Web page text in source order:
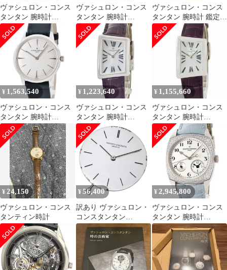
ヴァシュロン・コンス
タンタン 腕時計
85050/000T-9341 鑑定済
み ブランド
ヴァシュロン・コンス
タンタン 腕時計
31045/000J-3 鑑定済み
ブランド
ヴァシュロン・コンス
タンタン 腕時計 鑑定済
み ブランド
¥ 1,563,540
ヴァシュロン・コンス
タンタン 腕時計
81530/000G-9681 鑑定
済み ブランド
¥ 1,223,640
ヴァシュロン・コンス
タンタン 腕時計
25021/000G 鑑定済み ブ
ランド
¥ 1,155,660
ヴァシュロン・コンス
タンタン 腕時計
25021/000G 鑑定済み ブ
ランド
¥ 24,150
ヴァシュロン・コンス
タンティン時計
¥ 56,400
訳あり ヴァシュロン・
コンスタンタン
VACHERON
CONSTANTIN
Cal.1003/1 ムーブメン
ト 手巻き メンズ _I-208
¥ 2,945,800
ヴァシュロン・コンス
タンタン 腕時計
7805S/000G-B155 鑑定
済み ブランド